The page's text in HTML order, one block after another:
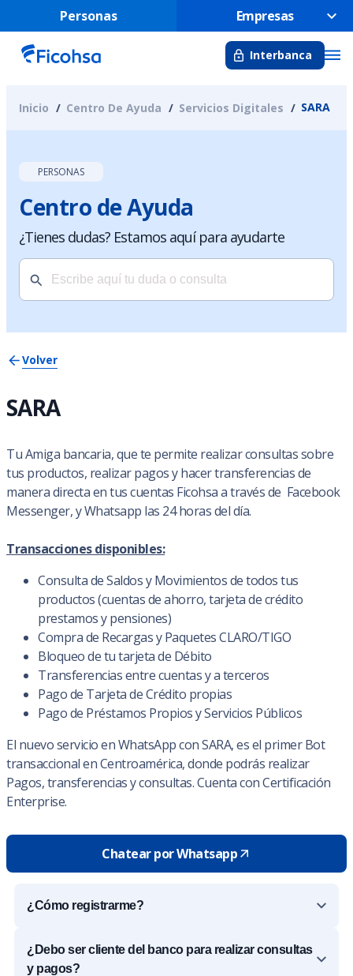
Personas Empresas
Interbanca
Inicio Centro De Ayuda Servicios Digitales SARA
PERSONAS
Centro de Ayuda
¿Tienes dudas? Estamos aquí para ayudarte
Volver
SARA
Tu Amiga bancaria, que te permite realizar consultas sobre
tus productos, realizar pagos y hacer transferencias de
manera directa en tus cuentas Ficohsa a través de Facebook
Messenger, y Whatsapp las 24 horas del día.
Transacciones disponibles:
Consulta de Saldos y Movimientos de todos tus
productos (cuentas de ahorro, tarjeta de crédito
prestamos y pensiones)
Compra de Recargas y Paquetes CLARO/TIGO
Bloqueo de tu tarjeta de Débito
Transferencias entre cuentas y a terceros
Pago de Tarjeta de Crédito propias
Pago de Préstamos Propios y Servicios Públicos
El nuevo servicio en WhatsApp con SARA, es el primer Bot
transaccional en Centroamérica, donde podrás realizar
Pagos, transferencias y consultas. Cuenta con Certificación
Enterprise.
Chatear por Whatsapp
¿Cómo registrarme?
¿Debo ser cliente del banco para realizar consultas
y pagos?